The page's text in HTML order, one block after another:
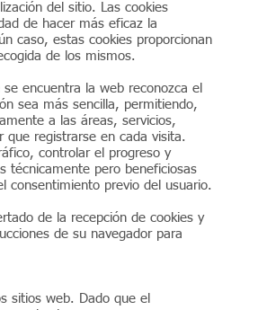
del sitio. Las cookies
de hacer más eficaz la
caso, estas cookies proporcionan
de los mismos.
encuentra la web reconozca el
sea más sencilla, permitiendo,
a las áreas, servicios,
que registrarse en cada visita.
controlar el progreso y
técnicamente pero beneficiosas
consentimiento previo del usuario.
de la recepción de cookies y
de su navegador para
sitios web. Dado que el